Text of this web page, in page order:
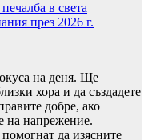
в света
през 2026 г.
на деня. Ще
хора и да създадете
добре, ако
на напрежение.
да изясните